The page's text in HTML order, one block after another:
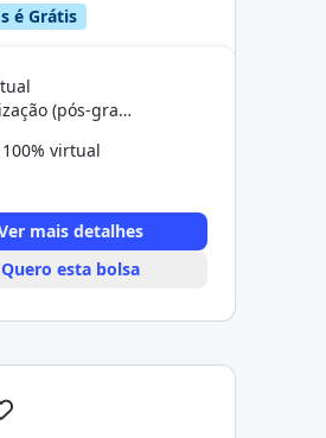
é Grátis
Especialização (pós-graduação)
virtual
mais detalhes
Quero esta bolsa